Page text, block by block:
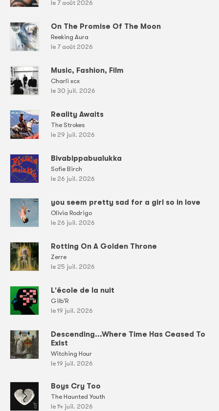
le 7 août 2026
On The Promise Of The Moon
Reeking Aura
le 7 août 2026
Music, Fashion, Film
Charli xcx
le 30 juil. 2026
Reality Awaits
The Strokes
le 29 juil. 2026
Bivabippabualukka
Sofie Birch
le 26 juil. 2026
you seem pretty sad for a girl so in love
Olivia Rodrigo
le 26 juil. 2026
Rotting On A Golden Throne
Zerre
le 25 juil. 2026
L'école de la nuit
Gilb'R
le 19 juil. 2026
Descending...Where Time Has Ceased To
Exist
Witching Hour
le 19 juil. 2026
Boys Cry Too
The Haunted Youth
le 14 juil. 2026